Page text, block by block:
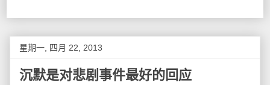
星期一, 四月 22, 2013
沉默是对悲剧事件最好的回应